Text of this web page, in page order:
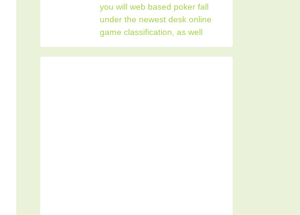
you will web based poker fall
under the newest desk online
game classification, as well